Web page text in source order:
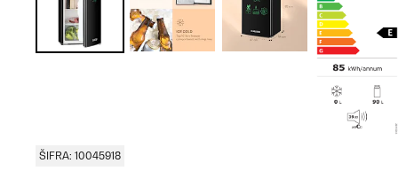
ŠIFRA: 10045918